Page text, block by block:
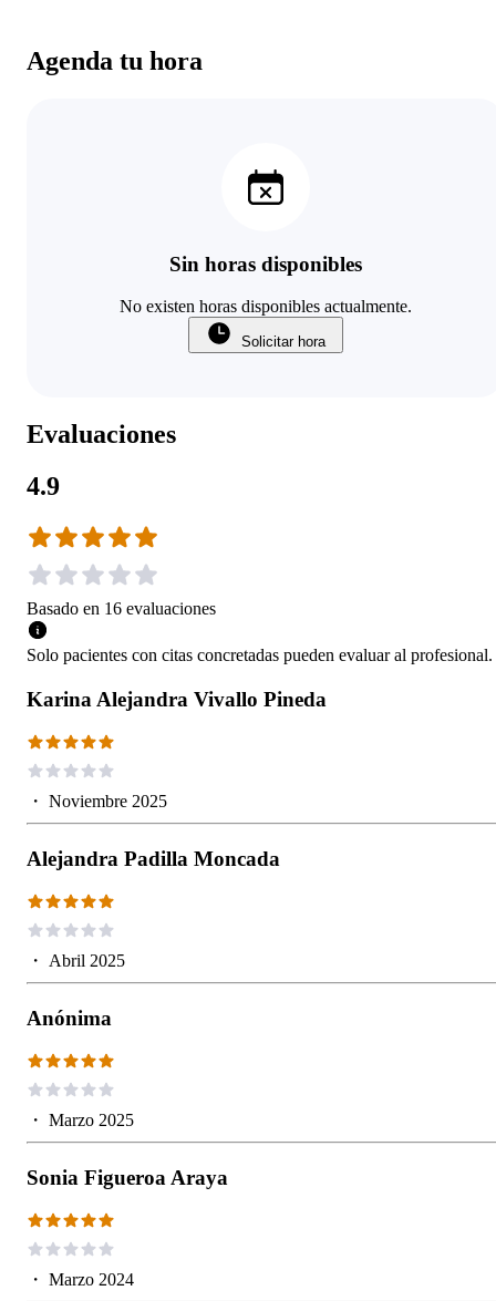
Agenda tu hora
Sin horas disponibles
No existen horas disponibles actualmente.
Solicitar hora
Evaluaciones
4.9
Basado en 16 evaluaciones
Solo pacientes con citas concretadas pueden evaluar al profesional.
Karina Alejandra Vivallo Pineda
・ Noviembre 2025
Alejandra Padilla Moncada
・ Abril 2025
Anónima
・ Marzo 2025
Sonia Figueroa Araya
・ Marzo 2024